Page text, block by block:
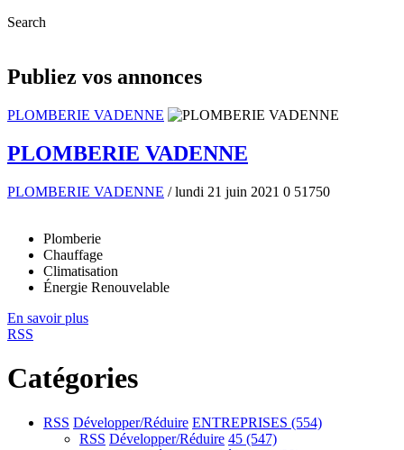
Search
Publiez vos annonces
PLOMBERIE VADENNE
PLOMBERIE VADENNE
PLOMBERIE VADENNE / lundi 21 juin 2021 0 51750
Plomberie
Chauffage
Climatisation
Énergie Renouvelable
En savoir plus
RSS
Catégories
RSS Développer/Réduire ENTREPRISES (554)
RSS Développer/Réduire 45 (547)